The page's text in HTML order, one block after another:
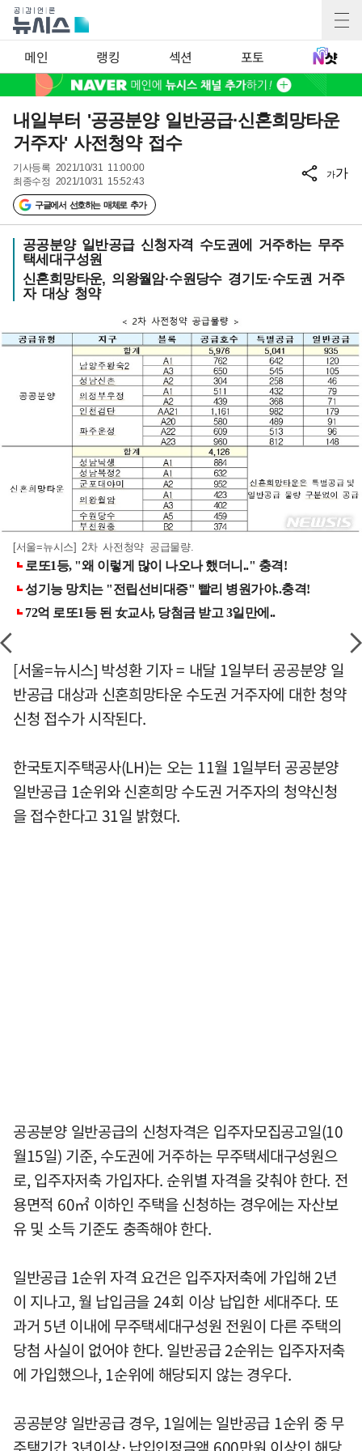
메인 랭킹 섹션 포토
내일부터 '공공분양 일반공급·신혼희망타운
거주자' 사전청약 접수
기사등록 2021/10/31 11:00:00
최종수정 2021/10/31 15:52:43
구글에서 선호하는 매체로 추가
가가
공공분양 일반공급 신청자격 수도권에 거주하는 무주
택세대구성원
신혼희망타운, 의왕월암·수원당수 경기도·수도권 거주
자 대상 청약
[서울=뉴시스] 2차 사전청약 공급물량.
[서울=뉴시스] 박성환 기자 = 내달 1일부터 공공분양 일
반공급 대상과 신혼희망타운 수도권 거주자에 대한 청약
신청 접수가 시작된다.
한국토지주택공사(LH)는 오는 11월 1일부터 공공분양
일반공급 1순위와 신혼희망 수도권 거주자의 청약신청
을 접수한다고 31일 밝혔다.
공공분양 일반공급의 신청자격은 입주자모집공고일(10
월15일) 기준, 수도권에 거주하는 무주택세대구성원으
로, 입주자저축 가입자다. 순위별 자격을 갖춰야 한다. 전
용면적 60㎡ 이하인 주택을 신청하는 경우에는 자산보
유 및 소득 기준도 충족해야 한다.
일반공급 1순위 자격 요건은 입주자저축에 가입해 2년
이 지나고, 월 납입금을 24회 이상 납입한 세대주다. 또
과거 5년 이내에 무주택세대구성원 전원이 다른 주택의
당첨 사실이 없어야 한다. 일반공급 2순위는 입주자저축
에 가입했으나, 1순위에 해당되지 않는 경우다.
공공분양 일반공급 경우, 1일에는 일반공급 1순위 중 무